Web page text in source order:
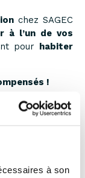
à son
chez SAGEC
à l’un de vos
pour
habiter
!